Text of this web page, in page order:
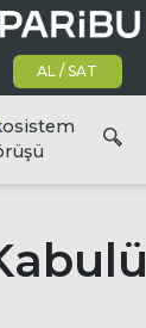
AL / SAT